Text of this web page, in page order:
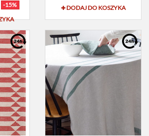
-15%
DODAJ DO KOSZYKA